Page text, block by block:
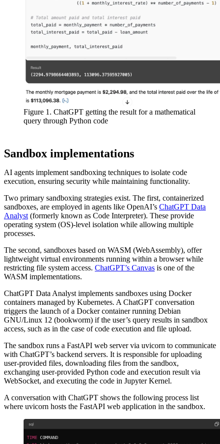
Figure 1. ChatGPT getting the result for a mathematical
query through Python code
Sandbox implementations
AI agents implement sandboxing techniques to isolate code
execution, ensuring security while maintaining functionality.
Two primary sandboxing strategies exist. The first, containerized
sandboxes, are employed in agents like OpenAI’s ChatGPT Data
Analyst (formerly known as Code Interpreter). These provide
operating system (OS)-level isolation while allowing multiple
processes.
The second, sandboxes based on WASM (WebAssembly), offer
lightweight virtual environments running within a browser while
restricting file system access. ChatGPT’s Canvas is one of the
WASM implementations.
ChatGPT Data Analyst implements sandboxes using Docker
containers managed by Kubernetes. A ChatGPT conversation
triggers the launch of a Docker container running Debian
GNU/Linux 12 (bookworm) if the user’s query results in sandbox
access, such as in the case of code execution and file upload.
The sandbox runs a FastAPI web server via uvicorn to communicate
with ChatGPT’s backend servers. It is responsible for uploading
user-provided files, downloading files from the sandbox,
exchanging user-provided Python code and execution result via
WebSocket, and executing the code in Jupyter Kernel.
A conversation with ChatGPT shows the following process list
where uvicorn hosts the FastAPI web application in the sandbox.